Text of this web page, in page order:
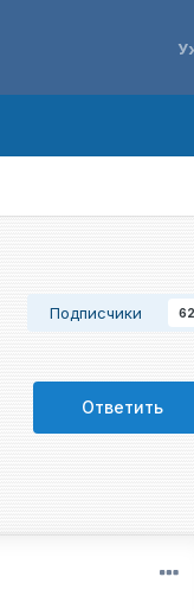
Подписчики 62
Ответить